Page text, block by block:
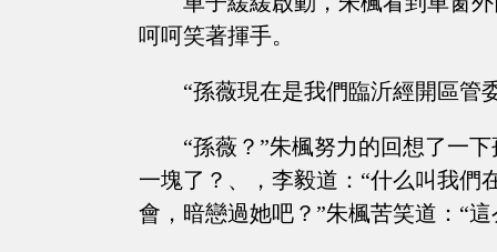
呵呵笑著揮手。
“孫薇現在是我們臨沂經開區管
“孫薇？”朱楓努力的回想了一
一塊了？、，李毅道：“什么叫我們
會，暗戀過她吧？”朱楓苦笑道：“